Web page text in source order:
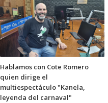
Hablamos con Cote Romero
quien dirige el
multiespectáculo "Kanela,
leyenda del carnaval"